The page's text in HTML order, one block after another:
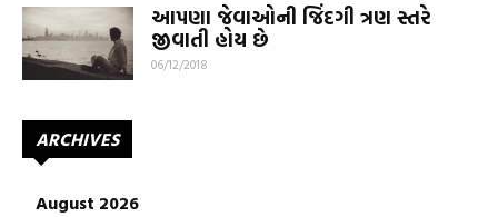
આપણા જેવાઓની જિંદગી ત્રણ સ્તરે
જીવાતી હોય છે
06/12/2018
ARCHIVES
August 2026